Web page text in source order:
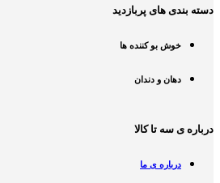
دسته بندی های پربازدید
خوش بو کننده ها
دهان و دندان
درباره ی سه تا کالا
درباره ی ما